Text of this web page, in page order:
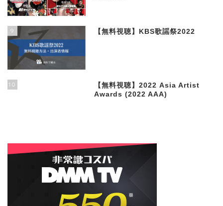
9 【無料視聴】KBS歌謡祭2022
10
【無料視聴】2022 Asia Artist
Awards (2022 AAA)